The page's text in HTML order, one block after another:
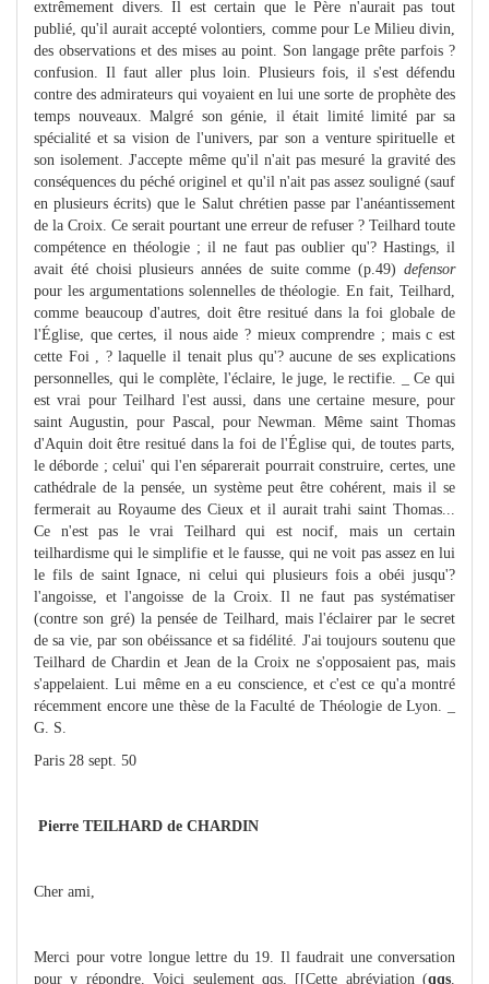
extrêmement divers. Il est certain que le Père n'aurait pas tout
publié, qu'il aurait accepté volontiers, comme pour Le Milieu divin,
des observations et des mises au point. Son langage prête parfois ?
confusion. Il faut aller plus loin. Plusieurs fois, il s'est défendu
contre des admirateurs qui voyaient en lui une sorte de prophète des
temps nouveaux. Malgré son génie, il était limité limité par sa
spécialité et sa vision de l'univers, par son a venture spirituelle et
son isolement. J'accepte même qu'il n'ait pas mesuré la gravité des
conséquences du péché originel et qu'il n'ait pas assez souligné (sauf
en plusieurs écrits) que le Salut chrétien passe par l'anéantissement
de la Croix. Ce serait pourtant une erreur de refuser ? Teilhard toute
compétence en théologie ; il ne faut pas oublier qu'? Hastings, il
avait été choisi plusieurs années de suite comme (p.49) defensor
pour les argumentations solennelles de théologie. En fait, Teilhard,
comme beaucoup d'autres, doit être resitué dans la foi globale de
l'Église, que certes, il nous aide ? mieux comprendre ; mais c est
cette Foi , ? laquelle il tenait plus qu'? aucune de ses explications
personnelles, qui le complète, l'éclaire, le juge, le rectifie. _ Ce qui
est vrai pour Teilhard l'est aussi, dans une certaine mesure, pour
saint Augustin, pour Pascal, pour Newman. Même saint Thomas
d'Aquin doit être resitué dans la foi de l'Église qui, de toutes parts,
le déborde ; celui' qui l'en séparerait pourrait construire, certes, une
cathédrale de la pensée, un système peut être cohérent, mais il se
fermerait au Royaume des Cieux et il aurait trahi saint Thomas...
Ce n'est pas le vrai Teilhard qui est nocif, mais un certain
teilhardisme qui le simplifie et le fausse, qui ne voit pas assez en lui
le fils de saint Ignace, ni celui qui plusieurs fois a obéi jusqu'?
l'angoisse, et l'angoisse de la Croix. Il ne faut pas systématiser
(contre son gré) la pensée de Teilhard, mais l'éclairer par le secret
de sa vie, par son obéissance et sa fidélité. J'ai toujours soutenu que
Teilhard de Chardin et Jean de la Croix ne s'opposaient pas, mais
s'appelaient. Lui même en a eu conscience, et c'est ce qu'a montré
récemment encore une thèse de la Faculté de Théologie de Lyon. _
G. S.
Paris 28 sept. 50
Pierre TEILHARD de CHARDIN
Cher ami,
Merci pour votre longue lettre du 19. Il faudrait une conversation
pour y répondre. Voici seulement qqs. [[Cette abréviation (qqs